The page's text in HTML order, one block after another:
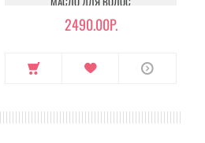
2490.00Р.